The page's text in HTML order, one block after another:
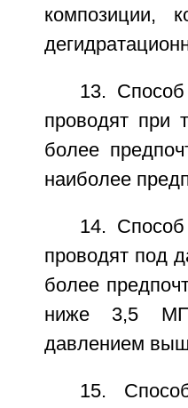
композиции,
13.
проводят при
более
наиболее
14.
проводят под
более
ниже 3,5
давлением
15.